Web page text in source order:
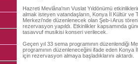
Hazreti Mevlâna'nın Vuslat Yıldönümü
almak isteyen vatandaşların, Konya İl Kültür ve
Merkezi'nde düzenlenecek olan Şeb-i Arus
rezervasyon yapıldı. Etkinlikler kapsamında
tasavvuf musikisi konseri verilecek.
Geçen yıl 33 sema programının düzenlendiği
programının düzenleneceğini ifade eden
için rezervasyon almaya başladıklarını aktardı.